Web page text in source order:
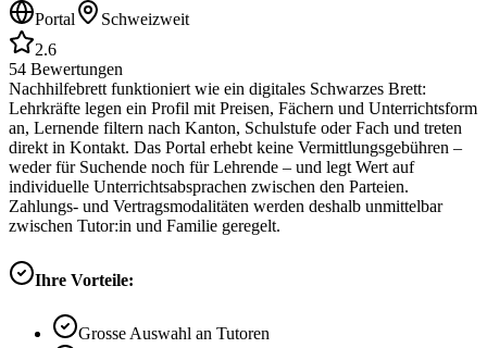
Portal
Schweizweit
2.6
54 Bewertungen
Nachhilfebrett funktioniert wie ein digitales Schwarzes Brett:
Lehrkräfte legen ein Profil mit Preisen, Fächern und Unterrichtsform
an, Lernende filtern nach Kanton, Schulstufe oder Fach und treten
direkt in Kontakt. Das Portal erhebt keine Vermittlungsgebühren –
weder für Suchende noch für Lehrende – und legt Wert auf
individuelle Unterrichtsabsprachen zwischen den Parteien.
Zahlungs- und Vertragsmodalitäten werden deshalb unmittelbar
zwischen Tutor:in und Familie geregelt.
Ihre Vorteile:
Grosse Auswahl an Tutoren